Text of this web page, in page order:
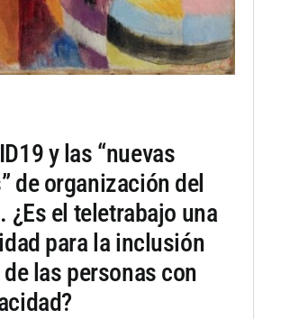
y las “nuevas
de organización del
¿Es el teletrabajo una
para la inclusión
de las personas con